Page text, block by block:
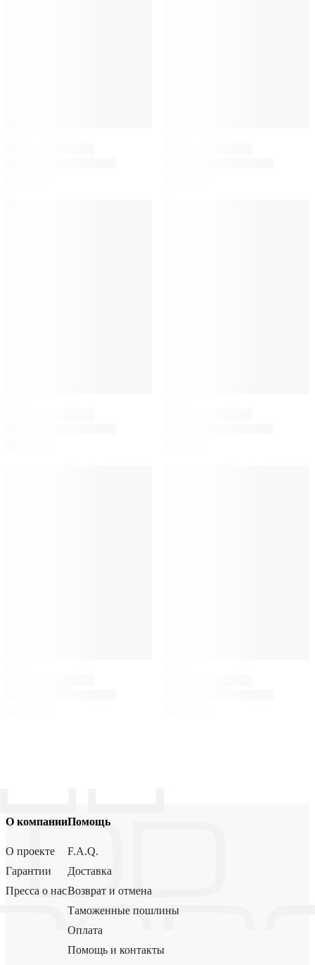
О компании
О проекте
Гарантии
Пресса о нас
Помощь
F.A.Q.
Доставка
Возврат и отмена
Таможенные пошлины
Оплата
Помощь и контакты